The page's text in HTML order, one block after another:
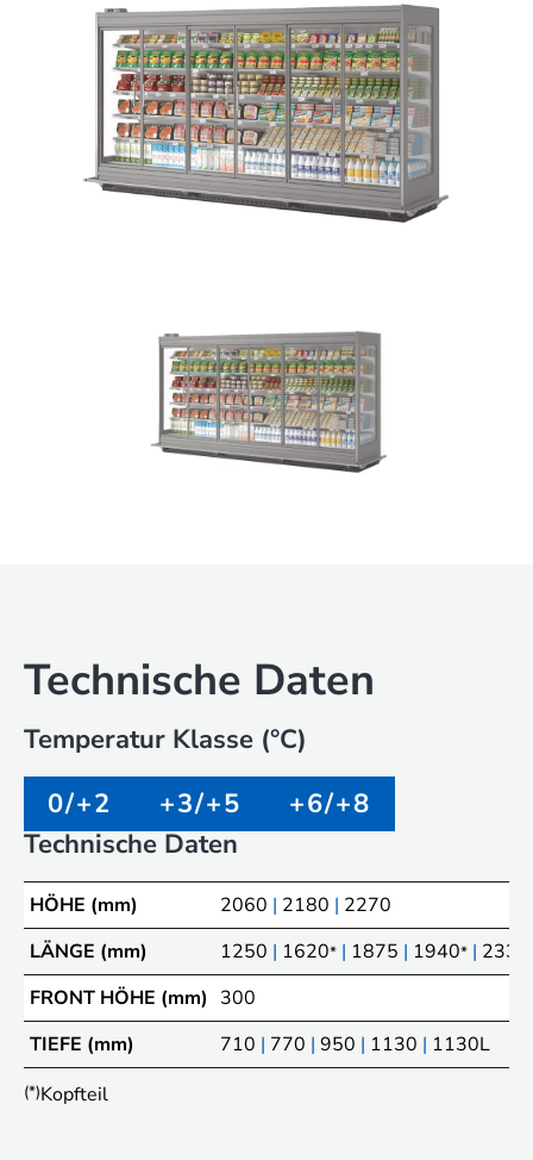
Technische Daten
Temperatur Klasse (°C)
0/+2
+3/+5
+6/+8
Technische Daten
HÖHE (mm) 2060 | 2180 | 2270
LÄNGE (mm)
1250 | 1620* | 1875 | 1940* | 2330
FRONT HÖHE (mm) 300
TIEFE (mm)
710 | 770 | 950 | 1130 | 1130L
(*)Kopfteil